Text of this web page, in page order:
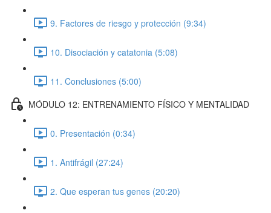
9. Factores de riesgo y protección (9:34)
10. Disociación y catatonia (5:08)
11. Conclusiones (5:00)
MÓDULO 12: ENTRENAMIENTO FÍSICO Y MENTALIDAD
0. Presentación (0:34)
1. Antifrágil (27:24)
2. Que esperan tus genes (20:20)